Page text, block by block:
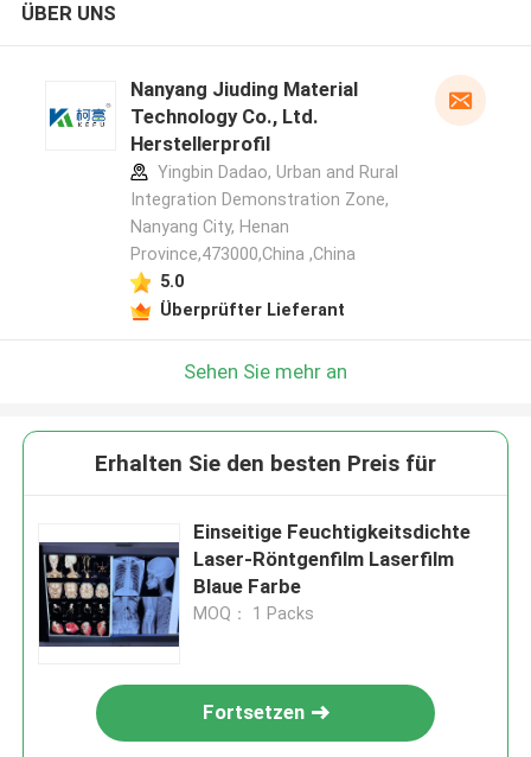
ÜBER UNS
Nanyang Jiuding Material
Technology Co., Ltd.
Herstellerprofil
Yingbin Dadao, Urban and Rural
Integration Demonstration Zone,
Nanyang City, Henan
Province,473000,China ,China
5.0
Überprüfter Lieferant
Sehen Sie mehr an
Erhalten Sie den besten Preis für
Einseitige Feuchtigkeitsdichte
Laser-Röntgenfilm Laserfilm
Blaue Farbe
MOQ： 1 Packs
Fortsetzen